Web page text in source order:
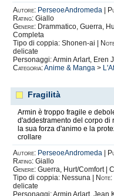
Esperienza.
Prima volta.
Esperimento.
In pubblico.
Particolarità.
Lies.
Inganni.
Abilità.
Raggiro.
Ingenuo.
Responsabilità.
A fin di bene.
Autore: PerseoeAndromeda
Rating: Giallo
Genere: Drammatico, Guerra,
Completa
Tipo di coppia: Shonen-ai |
delicate
Personaggi: Armin Arlart, Eren
Categoria:Anime & Manga >
Fragilità
Armin è troppo fragile e
d'addestramento del corpo di
la sua forza d'animo e la
crollare
Autore: PerseoeAndromeda
Rating: Giallo
Genere: Guerra, Hurt/Comfort |
Tipo di coppia: Nessuna |
Note:
delicate
Personaggi: Armin Arlart, Jean